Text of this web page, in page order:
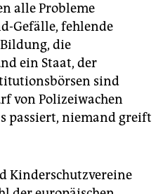
alle Probleme
Gefälle, fehlende
die
ein Staat, der
sind
von Polizeiwachen
passiert, niemand greift
Kinderschutzvereine